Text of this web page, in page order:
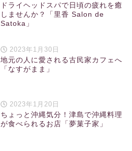
ドライヘッドスパで日頃の疲れを癒
しませんか？「里香 Salon de
Satoka」
2023年1月30日
地元の人に愛される古民家カフェへ
「なすがまま」
2023年1月20日
ちょっと沖縄気分！津島で沖縄料理
が食べられるお店「夢菓子家」